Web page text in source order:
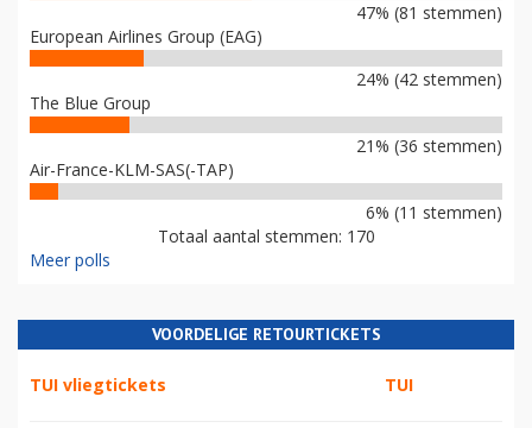
47% (81 stemmen)
European Airlines Group (EAG)
24% (42 stemmen)
The Blue Group
21% (36 stemmen)
Air-France-KLM-SAS(-TAP)
6% (11 stemmen)
Totaal aantal stemmen: 170
Meer polls
VOORDELIGE RETOURTICKETS
TUI vliegtickets TUI